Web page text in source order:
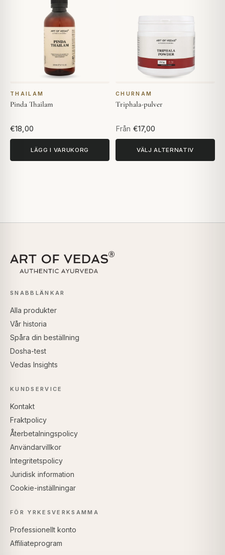
THAILAM
Pinda Thailam
€18,00
LÄGG I VARUKORG
CHURNAM
Triphala-pulver
Från €17,00
VÄLJ ALTERNATIV
SNABBLÄNKAR
Alla produkter
Vår historia
Spåra din beställning
Dosha-test
Vedas Insights
KUNDSERVICE
Kontakt
Fraktpolicy
Återbetalningspolicy
Användarvillkor
Integritetspolicy
Juridisk information
Cookie-inställningar
FÖR YRKESVERKSAMMA
Professionellt konto
Affiliateprogram